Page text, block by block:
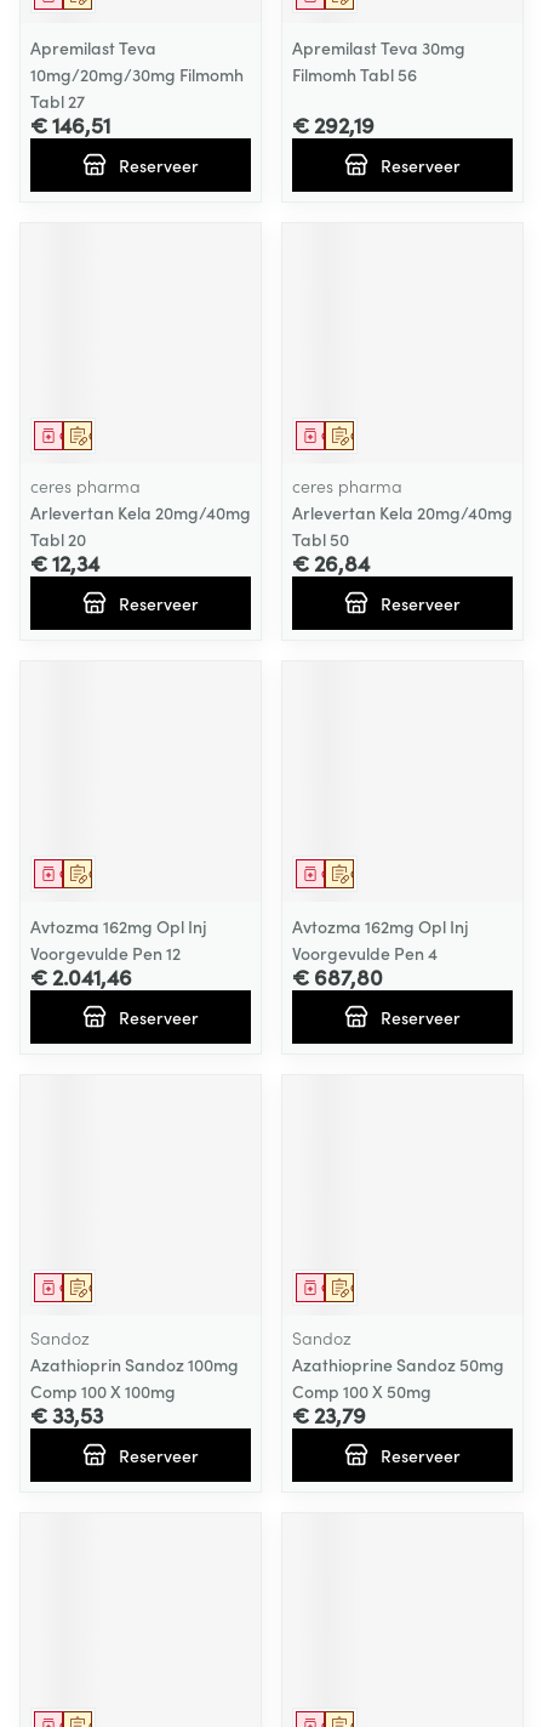
Apremilast Teva
10mg/20mg/30mg Filmomh
Tabl 27
€ 146,51
Reserveer
Apremilast Teva 30mg
Filmomh Tabl 56
€ 292,19
Reserveer
Op voorschrift
Geneesmiddel
ceres pharma
Arlevertan Kela 20mg/40mg
Tabl 20
€ 12,34
Reserveer
Op voorschrift
Geneesmiddel
ceres pharma
Arlevertan Kela 20mg/40mg
Tabl 50
€ 26,84
Reserveer
Op voorschrift
Geneesmiddel
Avtozma 162mg Opl Inj
Voorgevulde Pen 12
€ 2.041,46
Reserveer
Op voorschrift
Geneesmiddel
Avtozma 162mg Opl Inj
Voorgevulde Pen 4
€ 687,80
Reserveer
Op voorschrift
Geneesmiddel
Sandoz
Azathioprin Sandoz 100mg
Comp 100 X 100mg
€ 33,53
Reserveer
Op voorschrift
Geneesmiddel
Sandoz
Azathioprine Sandoz 50mg
Comp 100 X 50mg
€ 23,79
Reserveer